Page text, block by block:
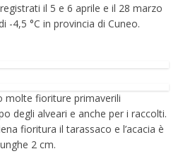
il 5 e 6 aprile e il 28 marzo
-4,5 °C in provincia di Cuneo.
molte fioriture primaverili
degli alveari e anche per i raccolti.
fioritura il tarassaco e l’acacia è
2 cm.